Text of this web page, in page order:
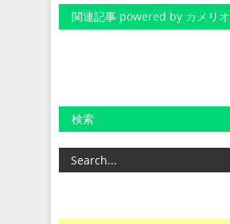
関連記事 powered by カメリオ
検索